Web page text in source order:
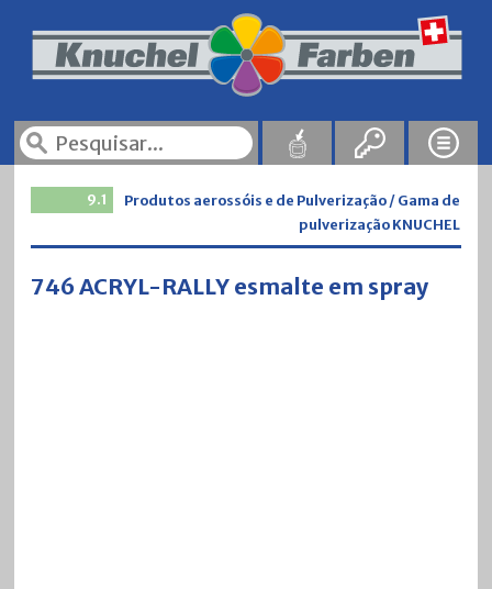
9.1
Produtos aerossóis e de Pulverização / Gama de
pulverização KNUCHEL
746 ACRYL-RALLY esmalte em spray